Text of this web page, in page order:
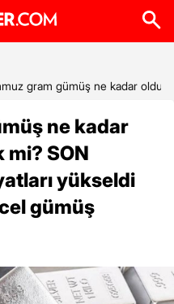
gram gümüş ne kadar oldu,
ne kadar
SON
yükseldi
gümüş